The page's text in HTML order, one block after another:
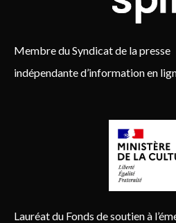
Membre du Syndicat de la presse
indépendante d’information en
Lauréat du Fonds de soutien à